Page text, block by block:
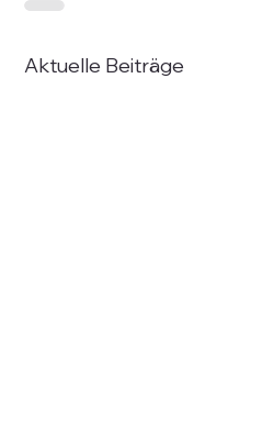
Aktuelle Beiträge